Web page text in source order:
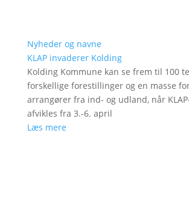
Nyheder og navne
KLAP invaderer Kolding
Kolding Kommune kan se frem til 100
forskellige forestillinger og en masse
arrangører fra ind- og udland, når
afvikles fra 3.-6. april
Læs mere